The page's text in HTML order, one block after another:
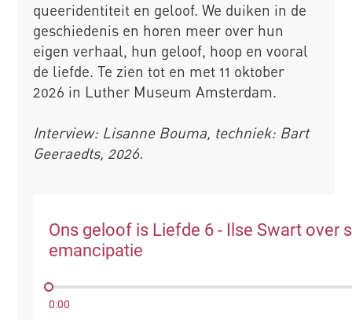
queeridentiteit en geloof. We duiken in de
geschiedenis en horen meer over hun
eigen verhaal, hun geloof, hoop en vooral
de liefde. Te zien tot en met 11 oktober
2026 in Luther Museum Amsterdam.
Interview: Lisanne Bouma, techniek: Bart
Geeraedts, 2026.
Ons geloof is Liefde 6 - Ilse Swart over
emancipatie
0:00